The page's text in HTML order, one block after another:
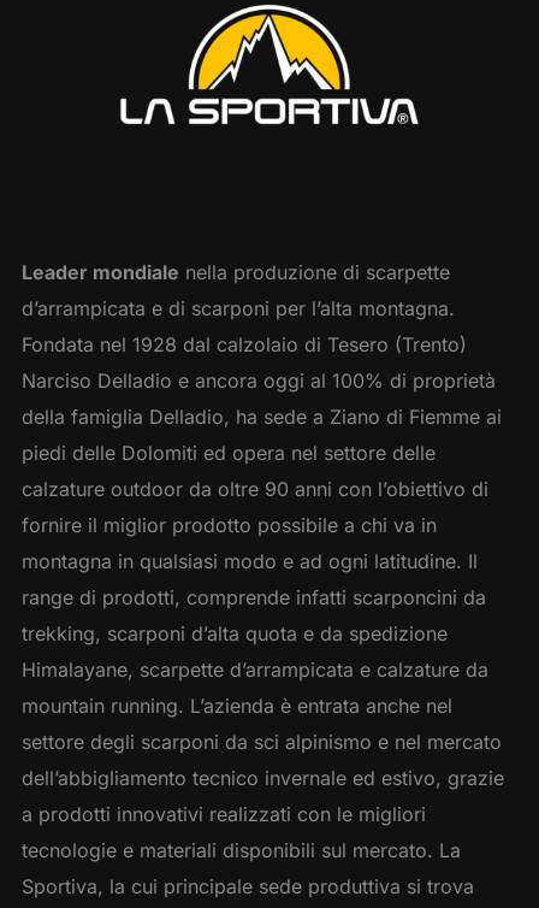
Leader mondiale nella produzione di scarpette
d’arrampicata e di scarponi per l’alta montagna.
Fondata nel 1928 dal calzolaio di Tesero (Trento)
Narciso Delladio e ancora oggi al 100% di proprietà
della famiglia Delladio, ha sede a Ziano di Fiemme ai
piedi delle Dolomiti ed opera nel settore delle
calzature outdoor da oltre 90 anni con l’obiettivo di
fornire il miglior prodotto possibile a chi va in
montagna in qualsiasi modo e ad ogni latitudine. Il
range di prodotti, comprende infatti scarponcini da
trekking, scarponi d’alta quota e da spedizione
Himalayane, scarpette d’arrampicata e calzature da
mountain running. L’azienda è entrata anche nel
settore degli scarponi da sci alpinismo e nel mercato
dell’abbigliamento tecnico invernale ed estivo, grazie
a prodotti innovativi realizzati con le migliori
tecnologie e materiali disponibili sul mercato. La
Sportiva, la cui principale sede produttiva si trova